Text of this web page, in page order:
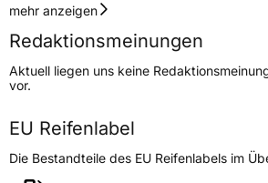
Geschwindigkeitsindex
Höchstgeschwindigkeit
210 km/h
Lastindex86
Höchstlast530 kg
Generelle Merkmale
mehr anzeigen
Redaktionsmeinungen
Aktuell liegen uns keine
vor.
EU Reifenlabel
Die Bestandteile des EU Reifenlabels im